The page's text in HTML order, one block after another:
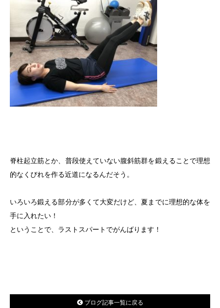
脊柱起立筋とか、普段使えていない腹斜筋群を鍛えることで理想
的なくびれを作る近道になるんだそう。
いろいろ鍛える部分が多くて大変だけど、夏までに理想的な体を
手に入れたい！
ということで、ラストスパートでがんばります！
ブログ記事一覧に戻る